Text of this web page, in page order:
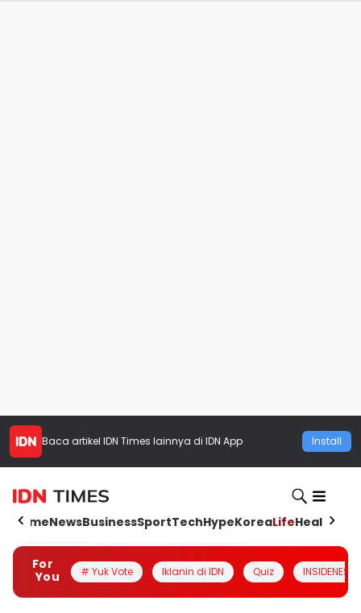
Baca artikel IDN Times lainnya di IDN App Install
HomeNewsBusinessSportTechHypeKoreaLifeHealth
For
You
# Yuk Vote Iklanin di IDN Quiz INSIDENESIA